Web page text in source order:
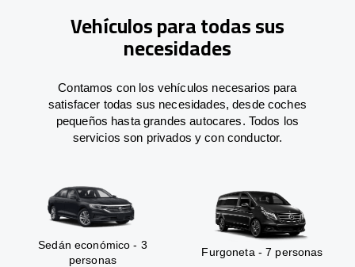
Vehículos para todas sus
necesidades
Contamos con los vehículos necesarios para
satisfacer todas sus necesidades, desde coches
pequeños hasta grandes autocares. Todos los
servicios son privados y con conductor.
Sedán económico - 3
personas
Furgoneta - 7 personas